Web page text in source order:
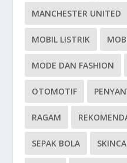
MANCHESTER UNITED
MOBIL LISTRIK
MODE DAN FASHION
OTOMOTIF
RAGAM
SEPAK BOLA